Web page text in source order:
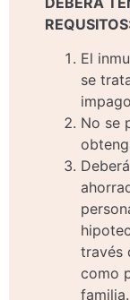
El
se
No se
través
como
familia.